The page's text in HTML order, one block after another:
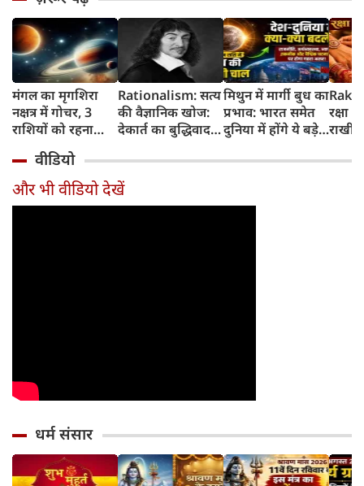
मंगल का मृगशिरा
नक्षत्र में गोचर, 3
राशियों को रहना
सावधान
Rationalism: सत्य
की वैज्ञानिक खोज:
देकार्त का बुद्धिवाद
का जन्म
मिथुन में मार्गी बुध का
प्रभाव: भारत समेत
दुनिया में होंगे ये बड़े
रक्षा
राखी
वीडियो
और भी वीडियो देखें
धर्म संसार